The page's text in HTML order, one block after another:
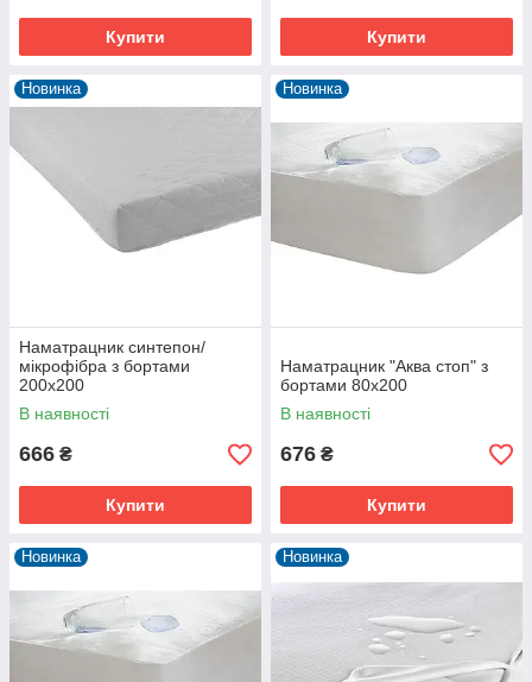
Купити Купити
Новинка
Наматрацник синтепон/
мікрофібра з бортами
200х200
В наявності
666 ₴
Купити
Новинка
Наматрацник "Аква стоп" з
бортами 80х200
В наявності
676 ₴
Купити
Новинка Новинка